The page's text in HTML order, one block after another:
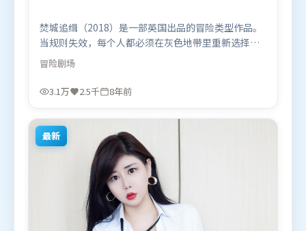
焚城追缉（2018）是一部英国出品的冒险类型作品。
当规则失效，每个人都必须在灰色地带里重新选择立
场与底线。叙事线索多线并进，最终在关键节点收
束。由郭帆执导，杨紫、艾米莉·布朗特、提莫西·
查拉米，马东锡等联袂出演。影片于2018年3月15日
观众观看。
冒险剧场
3.1万 2.5千 8年前
最新